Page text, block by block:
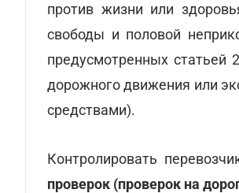
против жизни или
свободы и половой
предусмотренных статьей
дорожного движения или
средствами).
Контролировать
проверок (проверок на